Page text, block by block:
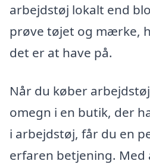
arbejdstøj lokalt end
prøve tøjet og mærke,
det er at have på.
Når du køber
omegn i en butik, der
i arbejdstøj, får du en
erfaren betjening. Med